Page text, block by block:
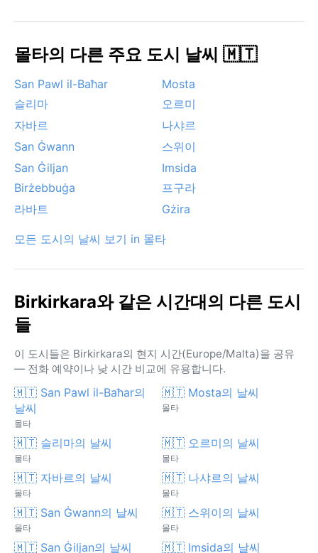
일상에 변화를 주지만, 여행 계획에 큰 지장을 주지는 않
몰타의 다른 주요 도시 날씨 🇲🇹
San Pawl il-Baħar
Mosta
슬리마
오르미
자바르
나샤르
San Ġwann
스위이
San Ġiljan
Imsida
Birżebbuġa
프구라
라바트
Gżira
모든 도시의 날씨 보기 in 몰타
Birkirkara와 같은 시간대의 다른 도시
들
이 도시들은 Birkirkara의 현지 시간(Europe/Malta)을 공유
— 전화 예약이나 낮 시간 비교에 유용합니다.
🇲🇹 San Pawl il-Baħar의
날씨
몰타
🇲🇹 Mosta의 날씨
몰타
🇲🇹 슬리마의 날씨
몰타
🇲🇹 오르미의 날씨
몰타
🇲🇹 자바르의 날씨
몰타
🇲🇹 나샤르의 날씨
몰타
🇲🇹 San Ġwann의 날씨
몰타
🇲🇹 스위이의 날씨
몰타
🇲🇹 San Ġiljan의 날씨 🇲🇹 Imsida의 날씨